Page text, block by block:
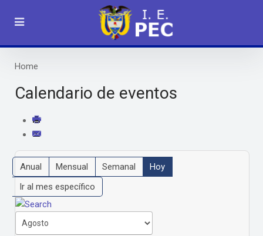
Home
Calendario de eventos
Anual Mensual Semanal
Hoy
Ir al mes específico